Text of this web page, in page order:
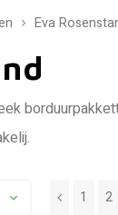
Eva
1 2